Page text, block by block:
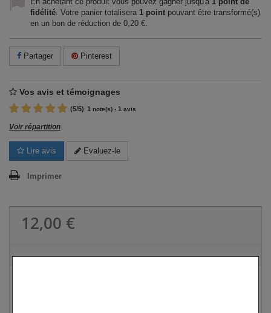
fidélité. Votre panier totalisera 1 point pouvant être transformé(s)
en un bon de réduction de 0,20 €.
Partager Pinterest
Vos avis et témoignages
(5/5) 1 note(s) - 1 avis
Voir répartition
Lire avis Evaluez-le
Imprimer
12,00 €